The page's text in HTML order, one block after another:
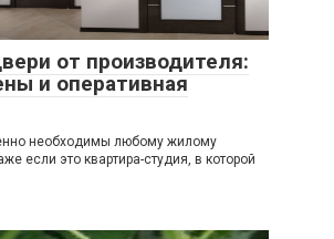
от производителя:
и оперативная
необходимы любому жилому
если это квартира-студия, в которой